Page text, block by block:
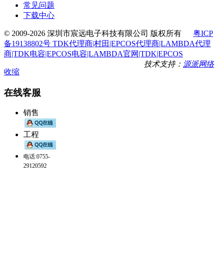
常见问题
下载中心
© 2009-2026 深圳市宸远电子科技有限公司 版权所有 粤ICP
备19138802号 TDK代理商|村田|EPCOS代理商|LAMBDA代理
商|TDK电容|EPCOS电容|LAMBDA官网|TDK|EPCOS
技术支持： 源派网络
收缩
在线客服
销售
工程
电话:0755-
29120592